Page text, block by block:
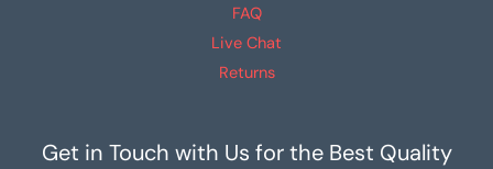
FAQ
Live Chat
Returns
Get in Touch with Us for the Best Quality